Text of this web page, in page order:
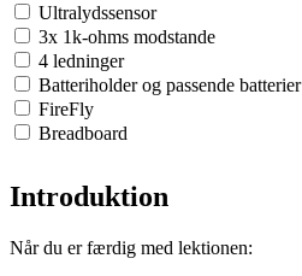
Ultralydssensor
3x 1k-ohms modstande
4 ledninger
Batteriholder og passende batterier
FireFly
Breadboard
Introduktion
Når du er færdig med lektionen: